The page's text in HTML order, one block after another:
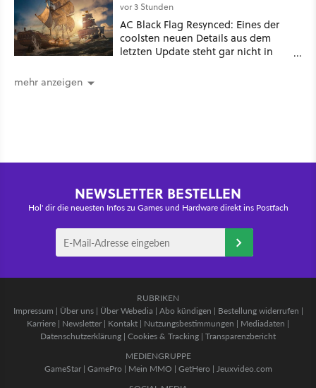
Spuren für die Ewigkeit
vor 3 Stunden
AC Black Flag Resynced: Eines der
coolsten neuen Details aus dem
letzten Update steht gar nicht in
mehr anzeigen
NEWSLETTER BESTELLEN
Hol' dir die neuesten Infos zu Games und Hardware direkt ins Postfach
RUBRIKEN
Impressum | Über uns| Über Webedia | Abo kündigen | Bestellung widerrufen |
Karriere | Newsletter | Kontakt | Nutzungsbestimmungen | Mediadaten |
Datenschutzerklärung | Cookies & Tracking | Transparenzbericht
MEDIENGRUPPE
GameStar| GamePro | Mein MMO | GetHero | Jeuxvideo.com